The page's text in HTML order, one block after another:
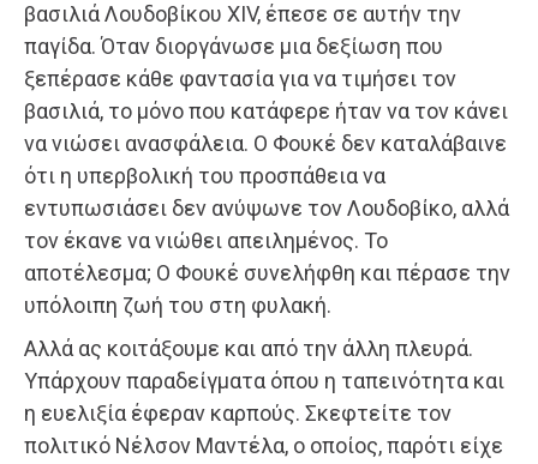
βασιλιά Λουδοβίκου XIV, έπεσε σε αυτήν την
παγίδα. Όταν διοργάνωσε μια δεξίωση που
ξεπέρασε κάθε φαντασία για να τιμήσει τον
βασιλιά, το μόνο που κατάφερε ήταν να τον κάνει
να νιώσει ανασφάλεια. Ο Φουκέ δεν καταλάβαινε
ότι η υπερβολική του προσπάθεια να
εντυπωσιάσει δεν ανύψωνε τον Λουδοβίκο, αλλά
τον έκανε να νιώθει απειλημένος. Το
αποτέλεσμα; Ο Φουκέ συνελήφθη και πέρασε την
υπόλοιπη ζωή του στη φυλακή.
Αλλά ας κοιτάξουμε και από την άλλη πλευρά.
Υπάρχουν παραδείγματα όπου η ταπεινότητα και
η ευελιξία έφεραν καρπούς. Σκεφτείτε τον
πολιτικό Νέλσον Μαντέλα, ο οποίος, παρότι είχε